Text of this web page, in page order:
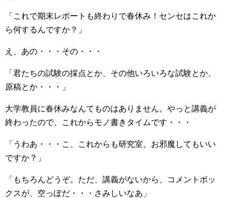
「これで期末レポートも終わりで春休み！センセはこれか
ら何するんですか？」
え、あの・・・その・・・
「君たちの試験の採点とか、その他いろいろな試験とか、
原稿とか・・・」
大学教員に春休みなんてものはありません。やっと講義が
終わったので、これからモノ書きタイムです・・・
「うわあ・・・こ、これからも研究室、お邪魔してもいい
ですか？」
「もちろんどうぞ。ただ、講義がないから、コメントボッ
クスが、空っぽだ・・・さみしいなあ」